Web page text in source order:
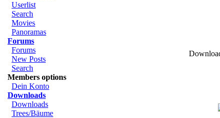
Userlist
Search
Movies
Panoramas
Forums
Forums
New Posts
Search
Members options
Dein Konto
Downloads
Downloads
Trees/Bäume